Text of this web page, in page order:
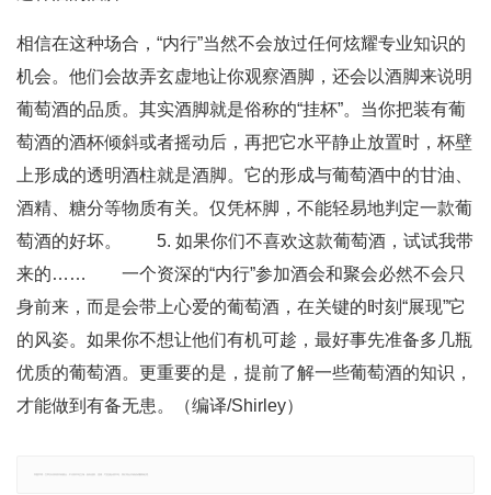
相信在这种场合，“内行”当然不会放过任何炫耀专业知识的
机会。他们会故弄玄虚地让你观察酒脚，还会以酒脚来说明
葡萄酒的品质。其实酒脚就是俗称的“挂杯”。当你把装有葡
萄酒的酒杯倾斜或者摇动后，再把它水平静止放置时，杯壁
上形成的透明酒柱就是酒脚。它的形成与葡萄酒中的甘油、
酒精、糖分等物质有关。仅凭杯脚，不能轻易地判定一款葡
萄酒的好坏。 5. 如果你们不喜欢这款葡萄酒，试试我带
来的…… 一个资深的“内行”参加酒会和聚会必然不会只
身前来，而是会带上心爱的葡萄酒，在关键的时刻“展现”它
的风姿。如果你不想让他们有机可趁，最好事先准备多几瓶
优质的葡萄酒。更重要的是，提前了解一些葡萄酒的知识，
才能做到有备无患。（编译/Shirley）